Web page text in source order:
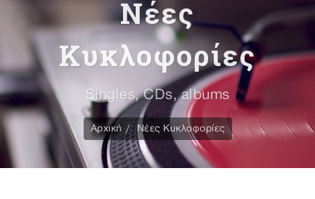
Νέες
Κυκλοφορίες
Singles, CDs, albums
Αρχική Νέες Κυκλοφορίες